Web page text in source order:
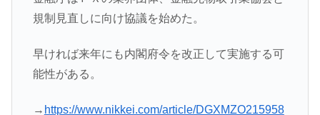
規制見直しに向け協議を始めた。
早ければ来年にも内閣府令を改正して実施する可
能性がある。
→ https://www.nikkei.com/article/DGXMZO215958